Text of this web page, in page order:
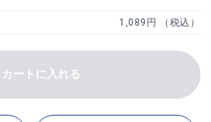
1,089円 （税込）
カートに入れる